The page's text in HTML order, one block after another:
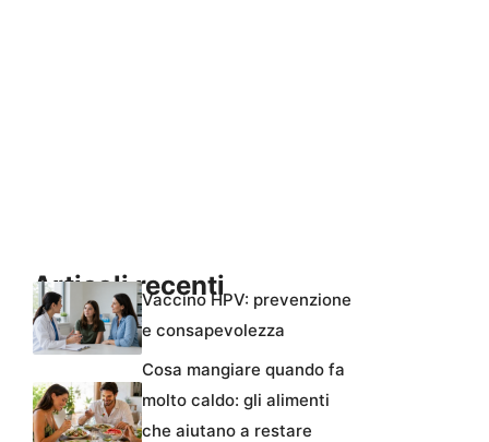
Articoli recentiVaccino HPV: prevenzione
e consapevolezza
Cosa mangiare quando fa
molto caldo: gli alimenti
che aiutano a restare